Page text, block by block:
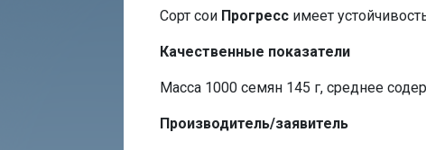
Сорт сои Прогресс имеет
Качественные показатели
Масса 1000 семян 145 г, среднее
Производитель/заявитель